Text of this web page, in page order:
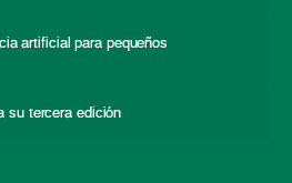
artificial para pequeños
su tercera edición